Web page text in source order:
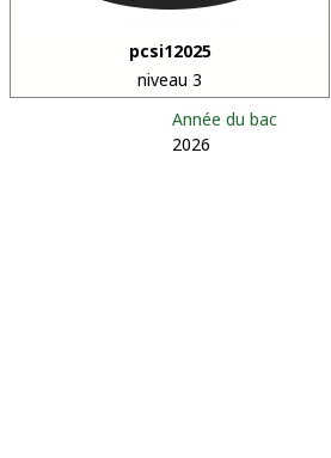
pcsi12025
niveau 3
Année du bac
2026